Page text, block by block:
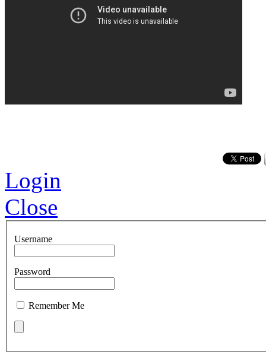
Login
Close
Username
Password
Remember Me